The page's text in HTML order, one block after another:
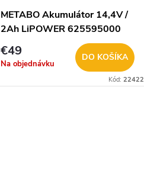
METABO Akumulátor 14,4V /
2Ah LiPOWER 625595000
€49
Na objednávku
DO KOŠÍKA
Kód: 22422